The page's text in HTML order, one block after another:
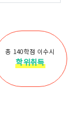
총 140학점 이수시
학위취득